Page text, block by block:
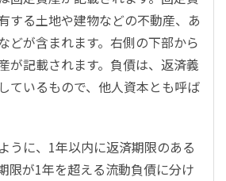
する土地や建物などの不動産、あ
どが含まれます。右側の下部から
が記載されます。負債は、返済義
ているもので、他人資本とも呼ば
うに、1年以内に返済期限のある
限が1年を超える流動負債に分け